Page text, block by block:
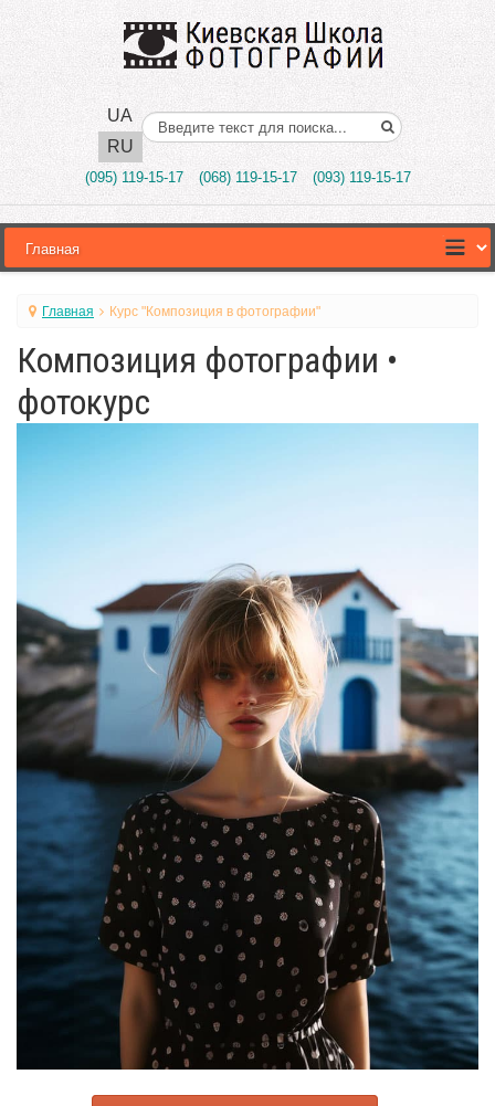
UA
RU
Поиск..
(095) 119-15-17 (068) 119-15-17 (093) 119-15-17
Главная Курс "Композиция в фотографии"
Композиция фотографии •
фотокурс